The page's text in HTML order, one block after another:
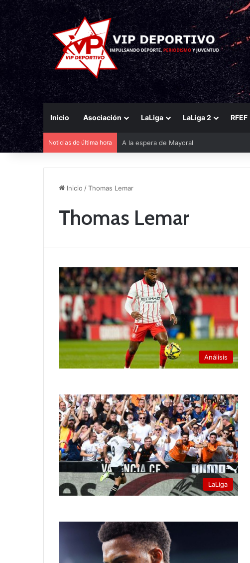
Inicio Asociación LaLiga LaLiga 2 RFEF
Noticias de última hora A la espera de Mayoral
Inicio /Thomas Lemar
Thomas Lemar
Análisis
LaLiga